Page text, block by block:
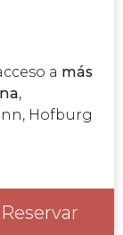
a más
,
Hofburg
Reservar